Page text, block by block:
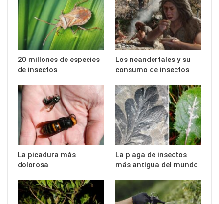
20 millones de especies
de insectos
Los neandertales y su
consumo de insectos
La picadura más
dolorosa
La plaga de insectos
más antigua del mundo